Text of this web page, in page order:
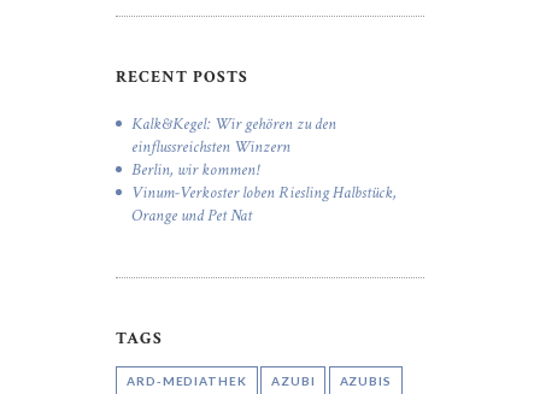
RECENT POSTS
Kalk&Kegel: Wir gehören zu den
einflussreichsten Winzern
Berlin, wir kommen!
Vinum-Verkoster loben Riesling Halbstück,
Orange und Pet Nat
TAGS
ARD-MEDIATHEK AZUBI AZUBIS